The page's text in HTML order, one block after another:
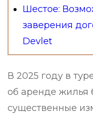
Шестое:
заверения
Devlet
В 2025 году в
об аренде жилья
существенные